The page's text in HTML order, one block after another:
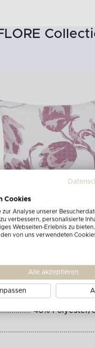
des
Der
einen
40% Polyester/
Cookies
Analyse unserer
verbessern, personalisierte
Webseiten-Erlebnis zu
von uns verwendeten
Alle akzeptieren